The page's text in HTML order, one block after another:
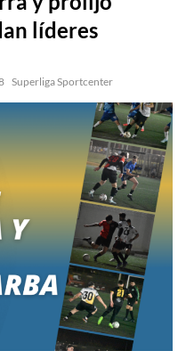
líderes
Superliga Sportcenter